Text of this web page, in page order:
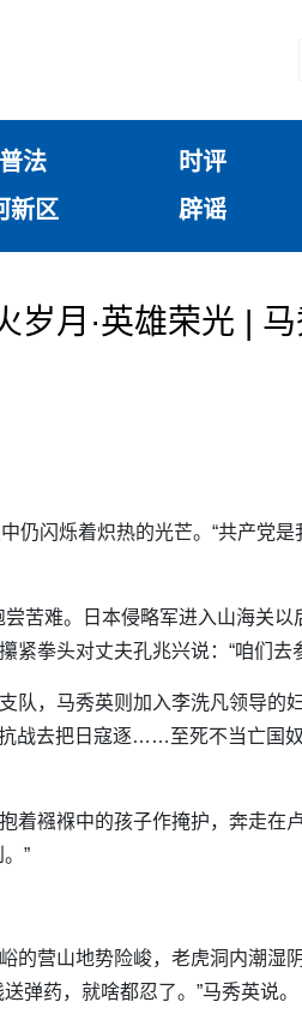
法 时评
新区 辟谣
月·英雄荣光 |
仍闪烁着炽热的光芒。“共产党
苦难。日本侵略军进入山海关以
拳头对丈夫孔兆兴说：“咱们去
队，马秀英则加入李洗凡领导的
战去把日寇逐……至死不当亡国
着襁褓中的孩子作掩护，奔走在
”
的营山地势险峻，老虎洞内潮湿
弹药，就啥都忍了。”马秀英说。